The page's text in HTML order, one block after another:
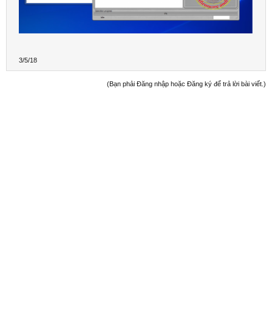
3/5/18
(Bạn phải Đăng nhập hoặc Đăng ký để trả lời bài viết.)